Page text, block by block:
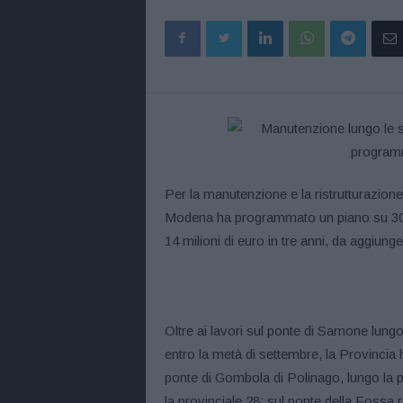
Per la manutenzione e la
Modena ha programmato un piano su
14 milioni di euro in tre anni, da
Oltre ai lavori sul ponte di Samone
entro la metà di settembre, la
ponte di Gombola di Polinago, lungo la